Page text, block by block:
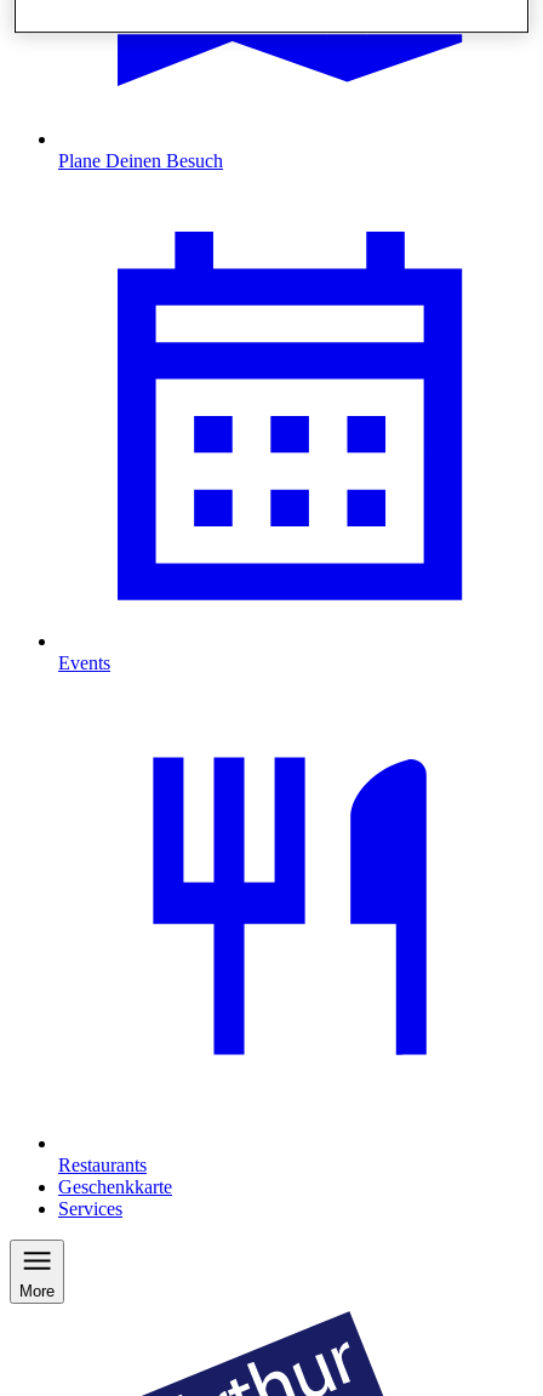
Plane Deinen Besuch
Events
Restaurants
Geschenkkarte
Services
More